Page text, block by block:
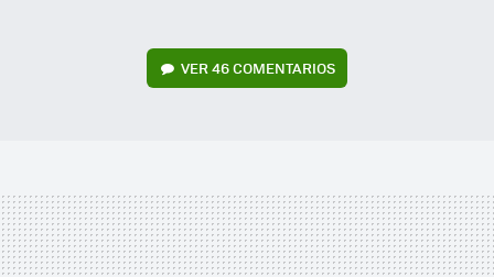
VER 46 COMENTARIOS